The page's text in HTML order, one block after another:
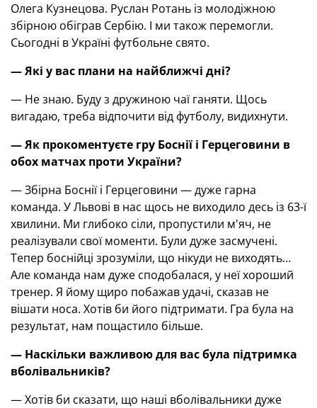
Олега Кузнецова. Руслан Ротань із молодіжною
збірною обіграв Сербію. І ми також перемогли.
Сьогодні в Україні футбольне свято.
— Які у вас плани на найближчі дні?
— Не знаю. Буду з дружиною чаї ганяти. Щось
вигадаю, треба відпочити від футболу, видихнути.
— Як прокоментуєте гру Боснії і Герцеговини в
обох матчах проти України?
— Збірна Боснії і Герцеговини — дуже гарна
команда. У Львові в нас щось не виходило десь із 63-ї
хвилини. Ми глибоко сіли, пропустили м'яч, не
реалізували свої моменти. Були дуже засмучені.
Тепер боснійці зрозуміли, що нікуди не виходять…
Але команда нам дуже сподобалася, у неї хороший
тренер. Я йому щиро побажав удачі, сказав не
вішати носа. Хотів би його підтримати. Гра була на
результат, нам пощастило більше.
— Наскільки важливою для вас була підтримка
вболівальників?
— Хотів би сказати, що наші вболівальники дуже